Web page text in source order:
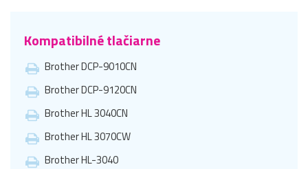
Kompatibilné tlačiarne
Brother DCP-9010CN
Brother DCP-9120CN
Brother HL 3040CN
Brother HL 3070CW
Brother HL-3040